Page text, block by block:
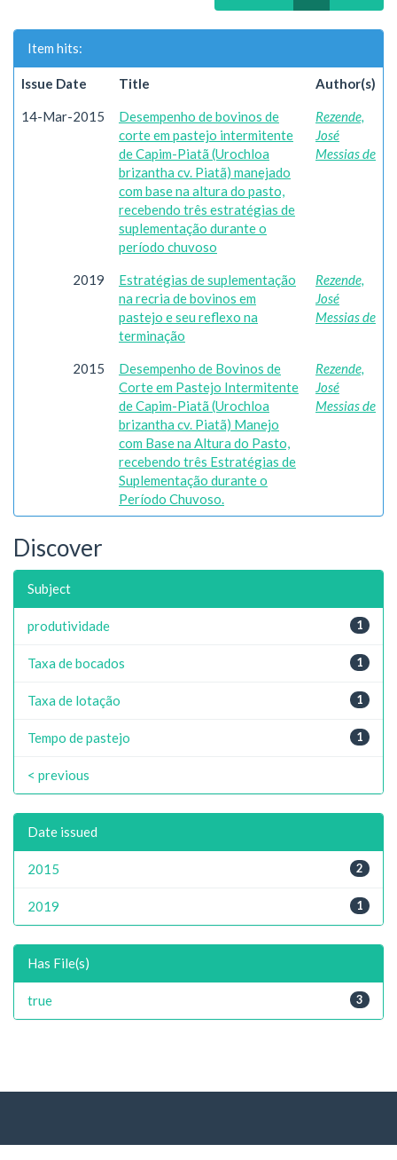
Item hits:
Issue Date Title Author(s)
14-Mar-2015
Desempenho de bovinos de
corte em pastejo intermitente
de Capim-Piatã (Urochloa
brizantha cv. Piatã) manejado
com base na altura do pasto,
recebendo três estratégias de
suplementação durante o
período chuvoso
Rezende,
José
Messias de
2019
Estratégias de suplementação
na recria de bovinos em
pastejo e seu reflexo na
terminação
Rezende,
José
Messias de
2015
Desempenho de Bovinos de
Corte em Pastejo Intermitente
de Capim-Piatã (Urochloa
brizantha cv. Piatã) Manejo
com Base na Altura do Pasto,
recebendo três Estratégias de
Suplementação durante o
Período Chuvoso.
Rezende,
José
Messias de
Discover
Subject
1
produtividade
1
Taxa de bocados
1
Taxa de lotação
1
Tempo de pastejo
< previous
Date issued
2
2015
1
2019
Has File(s)
3
true